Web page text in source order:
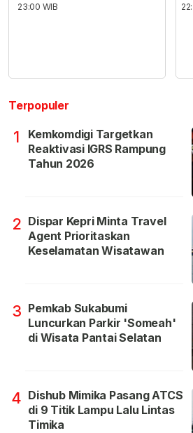
23:00 WIB
Terpopuler
1
Kemkomdigi Targetkan
Reaktivasi IGRS Rampung
Tahun 2026
2 Dispar Kepri Minta Travel
Agent Prioritaskan
Keselamatan Wisatawan
3 Pemkab Sukabumi
Luncurkan Parkir 'Someah'
di Wisata Pantai Selatan
4 Dishub Mimika Pasang ATCS
di 9 Titik Lampu Lalu Lintas
Timika